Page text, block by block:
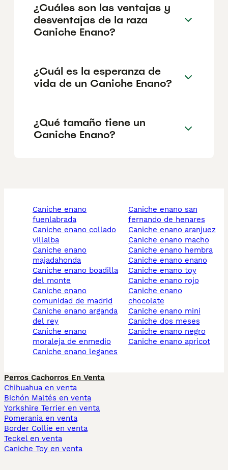
¿Cuáles son las ventajas y
desventajas de la raza
Caniche Enano?
¿Cuál es la esperanza de
vida de un Caniche Enano?
¿Qué tamaño tiene un
Caniche Enano?
caniche enano
fuenlabrada
caniche enano collado
villalba
caniche enano
majadahonda
caniche enano boadilla
del monte
caniche enano
comunidad de madrid
caniche enano arganda
del rey
caniche enano
moraleja de enmedio
caniche enano leganes
caniche enano san
fernando de henares
caniche enano aranjuez
caniche enano macho
caniche enano hembra
caniche enano enano
caniche enano toy
caniche enano rojo
caniche enano
chocolate
caniche enano mini
caniche dos meses
caniche enano negro
caniche enano apricot
Perros Cachorros En Venta
Chihuahua en venta
Bichón Maltés en venta
Yorkshire Terrier en venta
Pomerania en venta
Border Collie en venta
Teckel en venta
Caniche Toy en venta